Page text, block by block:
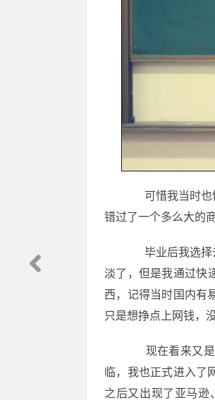
可惜我当时也
错过了一个多么大的
毕业后我选择
淡了，但是我通过快
西，记得当时国内有
只是想挣点上网钱，
现在看来又是
临，我也正式进入了
之后又出现了亚马逊